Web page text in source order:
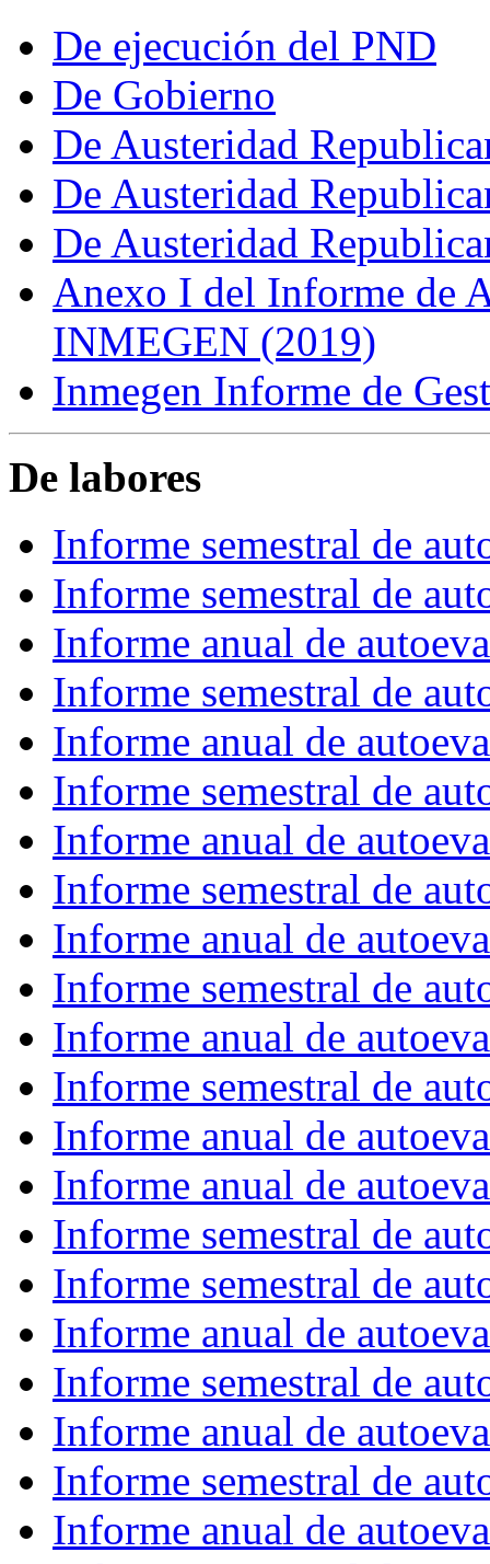
De ejecución del PND
De Gobierno
De Austeridad
De Austeridad
De Austeridad
Anexo I del Informe de
INMEGEN (2019)
Inmegen Informe de
De labores
Informe semestral de
Informe semestral de
Informe anual de
Informe semestral de
Informe anual de
Informe semestral de
Informe anual de
Informe semestral de
Informe anual de
Informe semestral de
Informe anual de
Informe semestral de
Informe anual de
Informe anual de
Informe semestral de
Informe semestral de
Informe anual de
Informe semestral de
Informe anual de
Informe semestral de
Informe anual de